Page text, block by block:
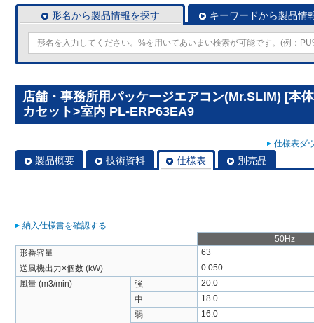
形名から製品情報を探す キーワードから製品情
店舗・事務所用パッケージエアコン(Mr.SLIM) [本
カセット>室内 PL-ERP63EA9
仕様表ダ
製品概要 技術資料 仕様表 別売品
納入仕様書を確認する
50Hz
形番容量
63
送風機出力×個数 (kW)
0.050
風量 (m3/min)
強
20.0
中
18.0
弱
16.0